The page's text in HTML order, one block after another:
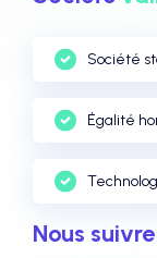
Société
Égalité
Nous